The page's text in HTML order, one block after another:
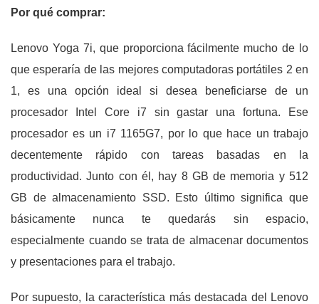
Por qué comprar:
Lenovo Yoga 7i, que proporciona fácilmente mucho de lo
que esperaría de las mejores computadoras portátiles 2 en
1, es una opción ideal si desea beneficiarse de un
procesador Intel Core i7 sin gastar una fortuna. Ese
procesador es un i7 1165G7, por lo que hace un trabajo
decentemente rápido con tareas basadas en la
productividad. Junto con él, hay 8 GB de memoria y 512
GB de almacenamiento SSD. Esto último significa que
básicamente nunca te quedarás sin espacio,
especialmente cuando se trata de almacenar documentos
y presentaciones para el trabajo.
Por supuesto, la característica más destacada del Lenovo